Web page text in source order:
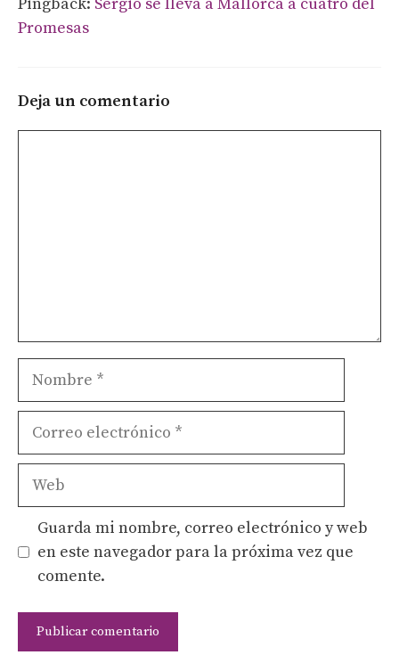
Promesas
Deja un comentario
Nombre
Correo
Web
Guarda mi nombre, correo electrónico y web
en este navegador para la próxima vez que
comente.